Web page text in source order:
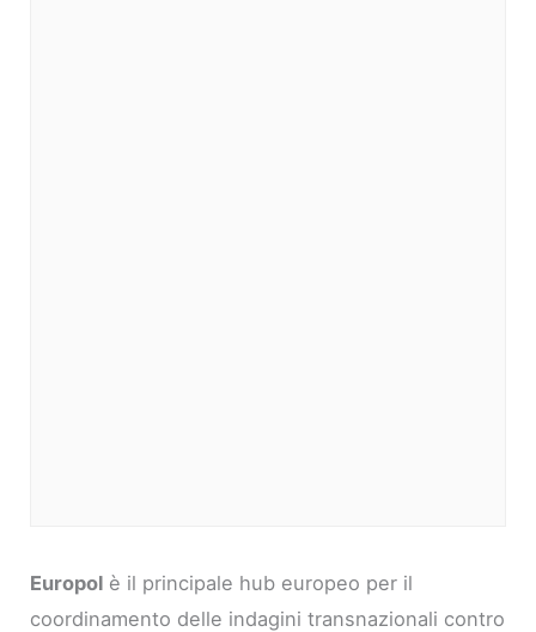
Europol è il principale hub europeo per il
coordinamento delle indagini transnazionali contro